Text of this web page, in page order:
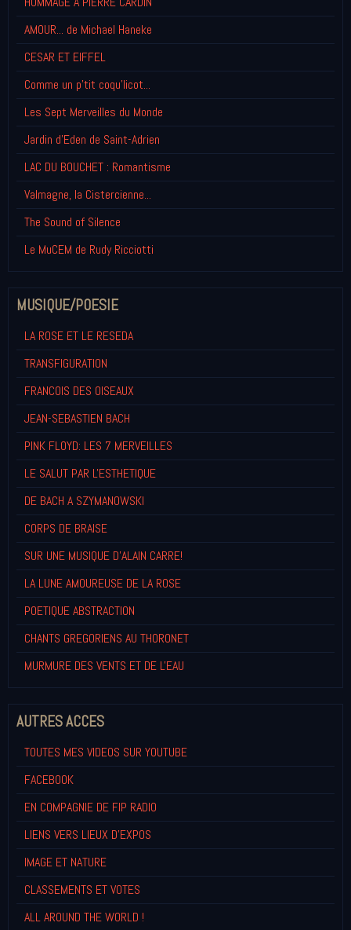
AMOUR... de Michael Haneke
CESAR ET EIFFEL
Comme un p'tit coqu'licot...
Les Sept Merveilles du Monde
Jardin d'Eden de Saint-Adrien
LAC DU BOUCHET : Romantisme
Valmagne, la Cistercienne...
The Sound of Silence
Le MuCEM de Rudy Ricciotti
MUSIQUE/POESIE
LA ROSE ET LE RESEDA
TRANSFIGURATION
FRANCOIS DES OISEAUX
JEAN-SEBASTIEN BACH
PINK FLOYD: LES 7 MERVEILLES
LE SALUT PAR L'ESTHETIQUE
DE BACH A SZYMANOWSKI
CORPS DE BRAISE
SUR UNE MUSIQUE D'ALAIN CARRE!
LA LUNE AMOUREUSE DE LA ROSE
POETIQUE ABSTRACTION
CHANTS GREGORIENS AU THORONET
MURMURE DES VENTS ET DE L'EAU
AUTRES ACCES
TOUTES MES VIDEOS SUR YOUTUBE
FACEBOOK
EN COMPAGNIE DE FIP RADIO
LIENS VERS LIEUX D'EXPOS
IMAGE ET NATURE
CLASSEMENTS ET VOTES
ALL AROUND THE WORLD !